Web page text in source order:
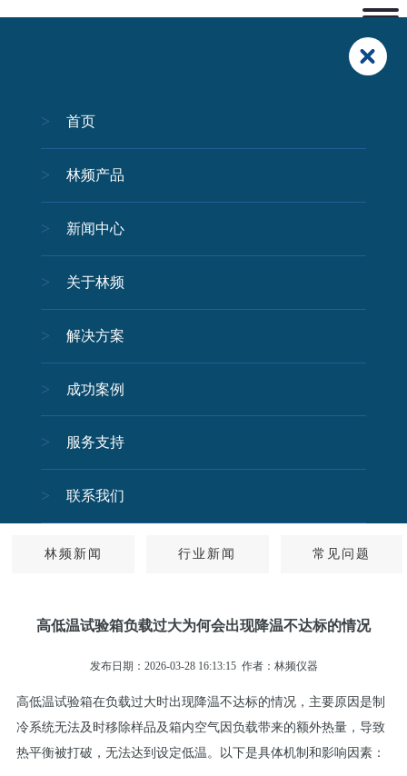
首页
林频产品
新闻中心
关于林频
解决方案
成功案例
服务支持
联系我们
林频新闻 行业新闻 常见问题
高低温试验箱负载过大为何会出现降温不达标的情况
发布日期：2026-03-28 16:13:15 作者：林频仪器
高低温试验箱在‌负载过大‌时出现‌降温不达标‌的情况，主要原因是‌制
冷系统无法及时移除样品及箱内空气因负载带来的额外热量‌，导致
热平衡被打破，无法达到设定低温。以下是具体机制和影响因素：